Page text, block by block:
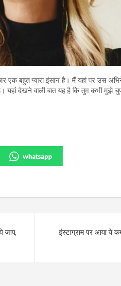
एक बहुत प्यारा इंसान है। मैं यहां पर उस
देखने वाली बात यह है कि तुम कभी मुझे
whatsapp
जाप,
इंस्टाग्राम पर आया ये